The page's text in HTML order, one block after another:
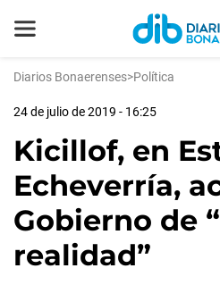
Diarios Bonaerenses>Política
24 de julio de 2019 - 16:25
Kicillof, en
Echeverría,
Gobierno de
realidad”